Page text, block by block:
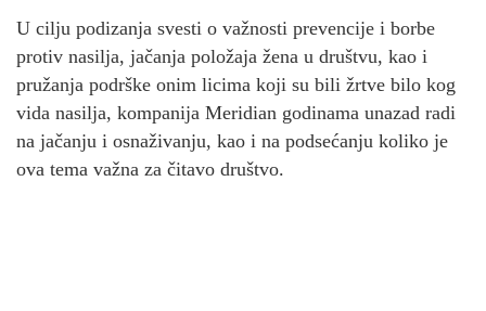
U cilju podizanja svesti o važnosti prevencije i borbe
protiv nasilja, jačanja položaja žena u društvu, kao i
pružanja podrške onim licima koji su bili žrtve bilo kog
vida nasilja, kompanija Meridian godinama unazad radi
na jačanju i osnaživanju, kao i na podsećanju koliko je
ova tema važna za čitavo društvo.